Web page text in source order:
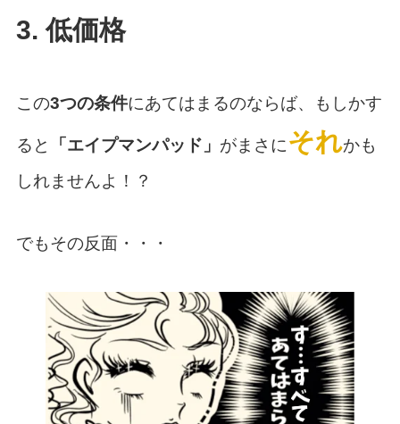
3. 低価格
この3つの条件にあてはまるのならば、もしかす
ると 「エイプマンパッド」 がまさにそれかも
しれませんよ！？
でもその反面・・・